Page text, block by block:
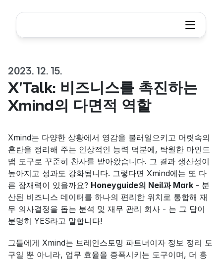
2023. 12. 15.
X’Talk: 비즈니스를 촉진하는
Xmind의 다면적 역할
Xmind는 다양한 상황에서 영감을 불러일으키고 머릿속의
혼란을 정리해 주는 인상적인 능력 덕분에, 탁월한 마인드
맵 도구로 꾸준히 찬사를 받아왔습니다. 그 결과 생산성이
높아지고 성과도 강화됩니다. 그렇다면 Xmind에는 또 다
른 잠재력이 있을까요? Honeyguide의 Neil과 Mark - 분
산된 비즈니스 데이터를 하나의 편리한 위치로 통합해 재
무 의사결정을 돕는 분석 및 재무 관리 회사 - 는 그 답이
분명히 YES라고 말합니다!
그들에게 Xmind는 브레인스토밍 파트너이자 정보 정리 도
구일 뿐 아니라, 업무 효율을 증폭시키는 도구이며, 더 흥